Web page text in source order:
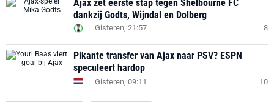
Ajax zet eerste stap tegen Shelbourne FC
dankzij Godts, Wijndal en Dolberg
Gisteren, 21:57 8
Pikante transfer van Ajax naar PSV? ESPN
speculeert hardop
Gisteren, 09:11 10